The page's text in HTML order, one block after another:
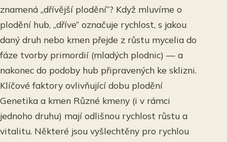
znamená „dřívější plodění“? Když mluvíme o
plodění hub, „dříve“ označuje rychlost, s jakou
daný druh nebo kmen přejde z růstu mycelia do
fáze tvorby primordií (mladých plodnic) — a
nakonec do podoby hub připravených ke sklizni.
Klíčové faktory ovlivňující dobu plodění
Genetika a kmen Různé kmeny (i v rámci
jednoho druhu) mají odlišnou rychlost růstu a
vitalitu. Některé jsou vyšlechtěny pro rychlou